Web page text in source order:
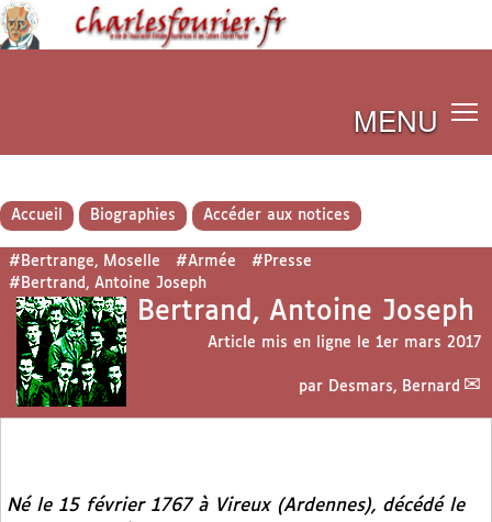
MENU
Accueil Biographies Accéder aux notices
#Bertrange, Moselle #Armée
#Presse
#Bertrand, Antoine Joseph
Bertrand, Antoine Joseph
Article mis en ligne le 1er mars 2017
par Desmars, Bernard
Né le 15 février 1767 à Vireux (Ardennes), décédé le